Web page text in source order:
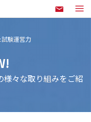
験運営力
々な取り組みをご紹